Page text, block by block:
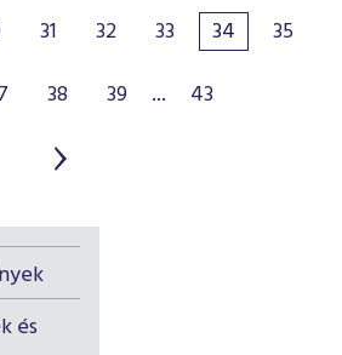
és
31 32 33 34
35
38 39 ... 43